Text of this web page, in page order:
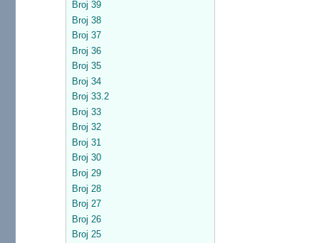
Broj 39
Broj 38
Broj 37
Broj 36
Broj 35
Broj 34
Broj 33.2
Broj 33
Broj 32
Broj 31
Broj 30
Broj 29
Broj 28
Broj 27
Broj 26
Broj 25